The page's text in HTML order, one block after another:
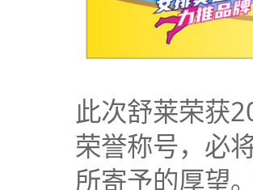
此次舒莱荣获
荣誉称号，必
所寄予的厚望